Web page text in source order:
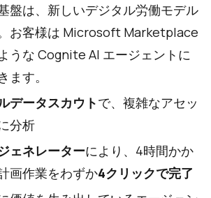
盤は、新しいデジタル労働モデル
お客様は Microsoft Marketplace
うな Cognite AI エージェントに
ます。
データスカウトで、複雑なアセッ
分析
ェネレーターにより、4時間かか
画作業をわずか4クリックで完了